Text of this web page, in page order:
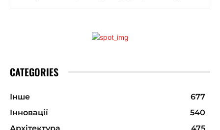
CATEGORIES
Інше
677
Інновації
540